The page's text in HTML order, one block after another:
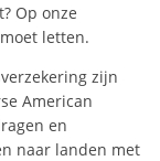
Op onze
letten.
zijn
American
en
naar landen met